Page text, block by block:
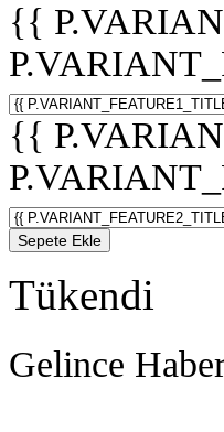
{{
{{
Sepete Ekle
Tükendi
Gelince